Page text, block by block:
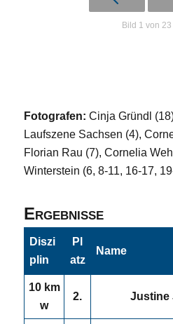
Bild 1 von 23
Fotografen: Cinja Gründl
Laufszene Sachsen (4),
Florian Rau (7),Cornelia
Winterstein (6, 8-11, 16-17,
Ergebnisse
Diszi
plin
Pl
atz
Name
10 km
w
2. Justine